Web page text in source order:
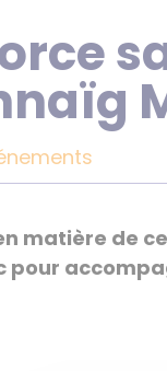
matière de
pour